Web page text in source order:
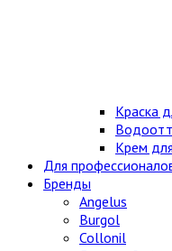
Краска
Крем
Для
Бренды
Angelus
Burgol
Collonil